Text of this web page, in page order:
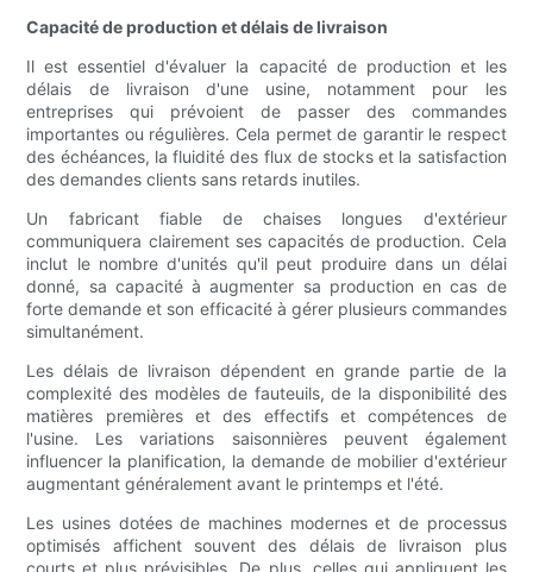
Capacité de production et délais de livraison
Il est essentiel d'évaluer la capacité de production et les
délais de livraison d'une usine, notamment pour les
entreprises qui prévoient de passer des commandes
importantes ou régulières. Cela permet de garantir le respect
des échéances, la fluidité des flux de stocks et la satisfaction
des demandes clients sans retards inutiles.
Un fabricant fiable de chaises longues d'extérieur
communiquera clairement ses capacités de production. Cela
inclut le nombre d'unités qu'il peut produire dans un délai
donné, sa capacité à augmenter sa production en cas de
forte demande et son efficacité à gérer plusieurs commandes
simultanément.
Les délais de livraison dépendent en grande partie de la
complexité des modèles de fauteuils, de la disponibilité des
matières premières et des effectifs et compétences de
l'usine. Les variations saisonnières peuvent également
influencer la planification, la demande de mobilier d'extérieur
augmentant généralement avant le printemps et l'été.
Les usines dotées de machines modernes et de processus
optimisés affichent souvent des délais de livraison plus